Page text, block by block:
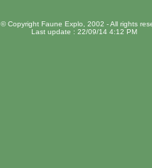
© Copyright Faune Explo, 2002 - All rights
Last update : 22/09/14 4:12 PM